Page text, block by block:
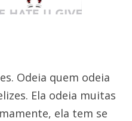
Odeia quem odeia
Ela odeia muitas
ela tem se